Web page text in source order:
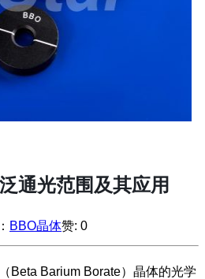
通光范围及其应用
BBO晶体赞: 0
Beta Barium Borate）晶体的光学